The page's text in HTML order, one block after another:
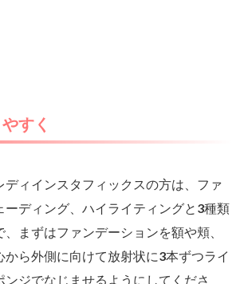
すく
ディインスタフィックスの方は、ファ
ーディング、ハイライティングと3種類
まずはファンデーションを額や頬、
から外側に向けて放射状に3本ずつライ
ンジでなじませるようにしてくださ